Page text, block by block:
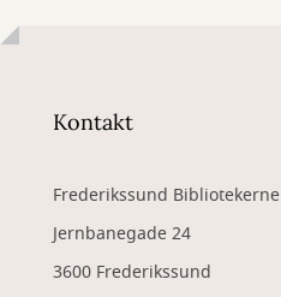
Kontakt
Frederikssund Bibliotekerne
Jernbanegade 24
3600 Frederikssund